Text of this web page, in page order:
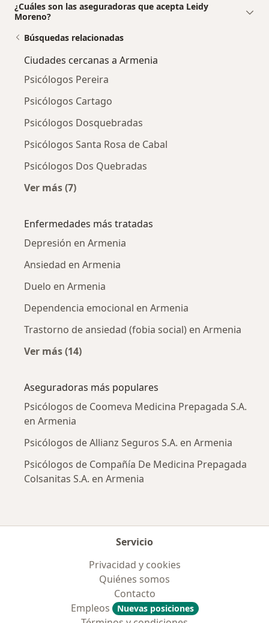
¿Cuáles son las aseguradoras que acepta Leidy
Moreno?
Búsquedas relacionadas
Ciudades cercanas a Armenia
Psicólogos Pereira
Psicólogos Cartago
Psicólogos Dosquebradas
Psicólogos Santa Rosa de Cabal
Psicólogos Dos Quebradas
Ver más (7)
Enfermedades más tratadas
Depresión en Armenia
Ansiedad en Armenia
Duelo en Armenia
Dependencia emocional en Armenia
Trastorno de ansiedad (fobia social) en Armenia
Ver más (14)
Aseguradoras más populares
Psicólogos de Coomeva Medicina Prepagada S.A.
en Armenia
Psicólogos de Allianz Seguros S.A. en Armenia
Psicólogos de Compañía De Medicina Prepagada
Colsanitas S.A. en Armenia
Servicio
Privacidad y cookies
Quiénes somos
Contacto
Empleos
Nuevas posiciones